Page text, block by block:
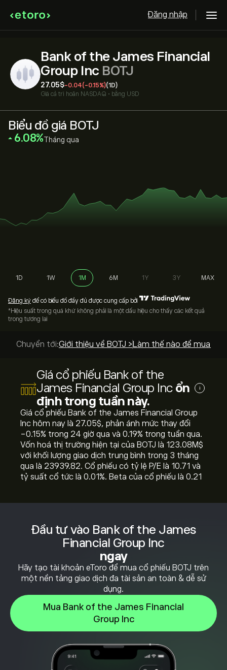
Đăng nhập
Bank of the James Financial
Group Inc BOTJ
27.05‎$‎-0.04(-0.15%)(1D)
Giá cả trì hoãn NASDAQ • bằng USD
Đầu tư vào Bank of the James
Financial Group Inc
ngay
Hãy tạo tài khoản eToro để mua cổ phiếu BOTJ trên
một nền tảng giao dịch đa tài sản an toàn & dễ sử
dụng.
Mua Bank of the James Financial
Group Inc
Biểu đồ giá BOTJ
‎6.08‎ Tháng qua
1D 1W 1M 6M 1Y 3Y MAX
Đăng ký để có biểu đồ đầy đủ được cung cấp bởi
*Hiệu suất trong quá khứ không phải là một dấu hiệu cho thấy các kết quả
trong tương lai
Chuyển tới:Giới thiệu về BOTJ > Làm thế nào để mua? >
Giá cổ phiếu Bank of the
James Financial Group Inc ổn
định trong tuần này.
i
Giá cổ phiếu Bank of the James Financial Group
Inc hôm nay là 27.05‎$‎, phản ánh mức thay đổi
‎-0.15‎% trong 24 giờ qua và ‎0.19‎% trong tuần qua.
Vốn hoá thị trường hiện tại của BOTJ là 123.08M‎$‎
với khối lượng giao dịch trung bình trong 3 tháng
qua là 23939.82. Cổ phiếu có tỷ lệ P/E là 10.71 và
tỷ suất cổ tức là 0.01%. Beta của cổ phiếu là 0.21